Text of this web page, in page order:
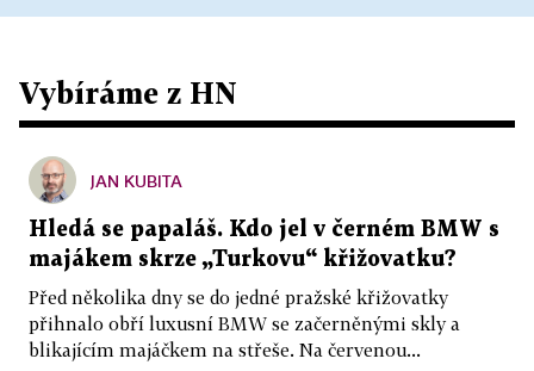
Vybíráme z HN
JAN KUBITA
Hledá se papaláš. Kdo jel v černém BMW s
majákem skrze „Turkovu“ křižovatku?
Před několika dny se do jedné pražské křižovatky
přihnalo obří luxusní BMW se začerněnými skly a
blikajícím majáčkem na střeše. Na červenou...